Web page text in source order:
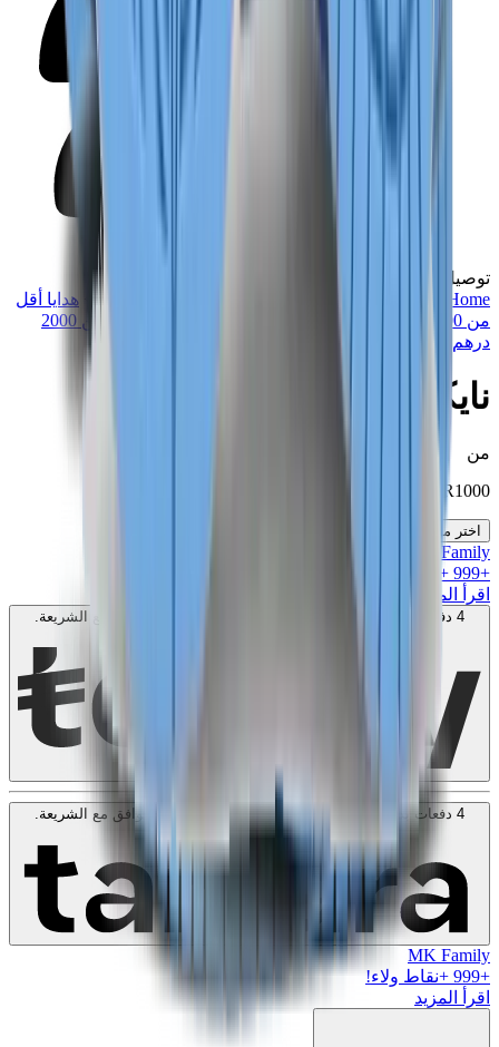
توصيل في نفس اليوم
Home
> هدايا أقل
من 1000 درهم
هدايا أقل من 2000
درهم
>
نايكي دنك لو "كوست"
من
SAR1000
اختر مقاسك
MK Family
+
999 +نقاط ولاء!
اقرأ المزيد
4 دفعات بدون فوائد بقيمة
. بدون رسوم. متوافق مع الشريعة.
4 دفعات بدون فوائد بقيمة SAR 250
. بدون رسوم. متوافق مع الشريعة.
اعرف المزيد
MK Family
+
999 +نقاط ولاء!
اقرأ المزيد